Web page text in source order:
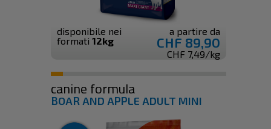
disponibile nei
formati 12kg
a partire da
CHF 89,90
CHF 7,49/kg
canine formula
BOAR AND APPLE ADULT MINI